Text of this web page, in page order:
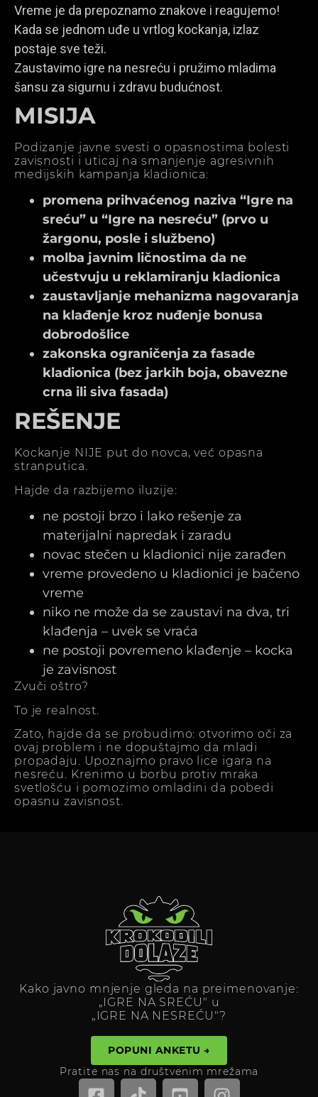
Vreme je da prepoznamo znakove i reagujemo!
Kada se jednom uđe u vrtlog kockanja, izlaz
postaje sve teži.
Zaustavimo igre na nesreću i pružimo mladima
šansu za sigurnu i zdravu budućnost.
MISIJA
Podizanje javne svesti o opasnostima bolesti
zavisnosti i uticaj na smanjenje agresivnih
medijskih kampanja kladionica:
promena prihvaćenog naziva “Igre na
sreću” u “Igre na nesreću” (prvo u
žargonu, posle i službeno)
molba javnim ličnostima da ne
učestvuju u reklamiranju kladionica
zaustavljanje mehanizma nagovaranja
na klađenje kroz nuđenje bonusa
dobrodošlice
zakonska ograničenja za fasade
kladionica (bez jarkih boja, obavezne
crna ili siva fasada)
REŠENJE
Kockanje NIJE put do novca, već opasna
stranputica.
Hajde da razbijemo iluzije:
ne postoji brzo i lako rešenje za
materijalni napredak i zaradu
novac stečen u kladionici nije zarađen
vreme provedeno u kladionici je bačeno
vreme
niko ne može da se zaustavi na dva, tri
klađenja – uvek se vraća
ne postoji povremeno klađenje – kocka
je zavisnost
Zvuči oštro?
To je realnost.
Zato, hajde da se probudimo: otvorimo oči za
ovaj problem i ne dopuštajmo da mladi
propadaju. Upoznajmo pravo lice igara na
nesreću. Krenimo u borbu protiv mraka
svetlošću i pomozimo omladini da pobedi
opasnu zavisnost.
Kako javno mnjenje gleda na preimenovanje:
„IGRE NA SREĆU" u
„IGRE NA NESREĆU"?
POPUNI ANKETU →
Pratite nas na društvenim mrežama